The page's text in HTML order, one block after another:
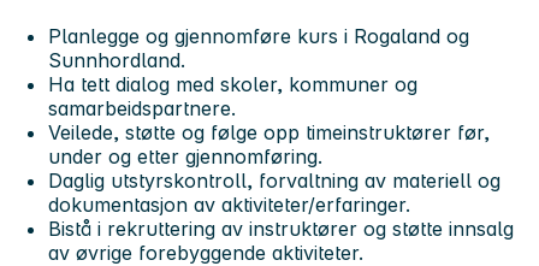
Planlegge og gjennomføre kurs i Rogaland og
Sunnhordland.
Ha tett dialog med skoler, kommuner og
samarbeidspartnere.
Veilede, støtte og følge opp timeinstruktører før,
under og etter gjennomføring.
Daglig utstyrskontroll, forvaltning av materiell og
dokumentasjon av aktiviteter/erfaringer.
Bistå i rekruttering av instruktører og støtte innsalg
av øvrige forebyggende aktiviteter.